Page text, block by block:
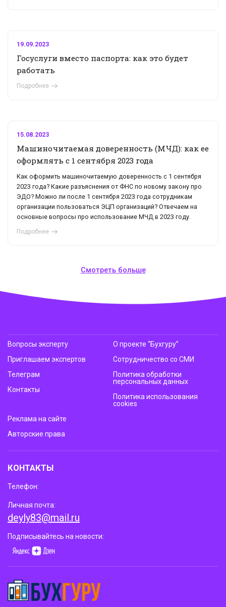
19.09.2023
Госуслуги вместо паспорта: как это будет
работать
Подробнее
15.08.2023
Машиночитаемая доверенность (МЧД): как ее
оформлять с 1 сентября 2023 года
Как оформить машиночитаемую доверенность с 1 сентября
2023 года? Какие разъяснения от ФНС по новому закону про
ЭДО? Можно ли после 1 сентября 2023 года сотрудникам
организации пользоваться ЭЦП организаций? Отвечаем на
основные вопросы про использование МЧД в 2023 году.
Подробнее
Смотреть больше
Вопросы эксперту
Приглашаем экспертов
Телеграм
Контакты
О проекте “Бухгуру”
Сотрудничество со СМИ
Политика обработки
персональных данных
Политика использования
cookies
Реклама на сайте
Авторские права
КОНТАКТЫ
Телефон:
Личная почта:
deyly83@mail.ru
Подписывайтесь на новости: